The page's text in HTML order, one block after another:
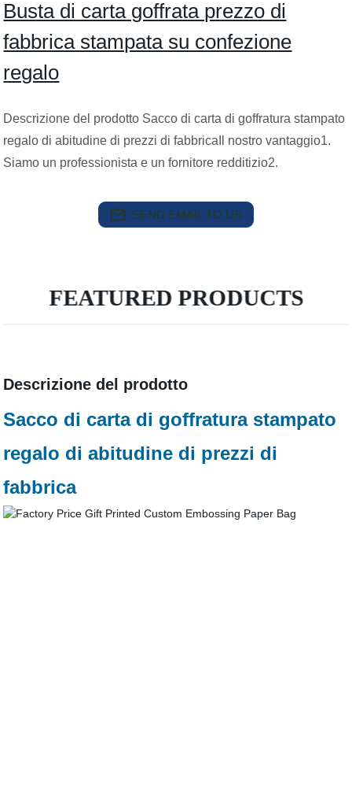
Busta di carta goffrata prezzo di
fabbrica stampata su confezione
regalo
Descrizione del prodotto Sacco di carta di goffratura stampato
regalo di abitudine di prezzi di fabbricaIl nostro vantaggio1.
Siamo un professionista e un fornitore redditizio2.
SEND EMAIL TO US
FEATURED PRODUCTS
Descrizione del prodotto
Sacco di carta di goffratura stampato
regalo di abitudine di prezzi di
fabbrica